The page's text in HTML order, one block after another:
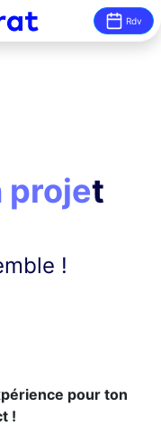
Rdv
projet
!
pour ton
!